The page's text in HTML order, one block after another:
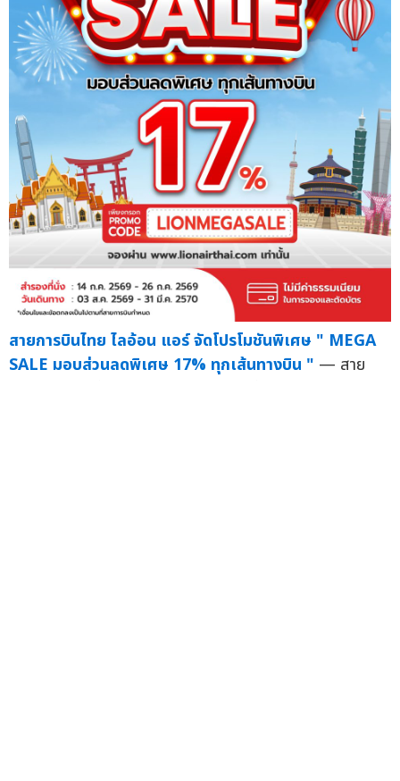
สายการบินไทย ไลอ้อน แอร์ จัดโปรโมชันพิเศษ " MEGA
SALE มอบส่วนลดพิเศษ 17% ทุกเส้นทางบิน " — สาย